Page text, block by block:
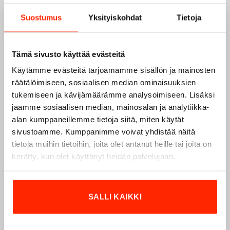
Suostumus Yksityiskohdat Tietoja
Tämä sivusto käyttää evästeitä
Käytämme evästeitä tarjoamamme sisällön ja mainosten
räätälöimiseen, sosiaalisen median ominaisuuksien
tukemiseen ja kävijämäärämme analysoimiseen. Lisäksi
jaamme sosiaalisen median, mainosalan ja analytiikka-
alan kumppaneillemme tietoja siitä, miten käytät
sivustoamme. Kumppanimme voivat yhdistää näitä
tietoja muihin tietoihin, joita olet antanut heille tai joita on
kerätty, kun olet käyttänyt heidän palvelujaan.
SALLI KAIKKI
Origopro – Suomalainen laatumerkki vuodesta
1975
Origopro on suomalainen turvallisuus- ja
jotka on kehitetty vuosikymmenten kokemuksella
puolustusvoimien ja poliisin sopimusvalmistajana.